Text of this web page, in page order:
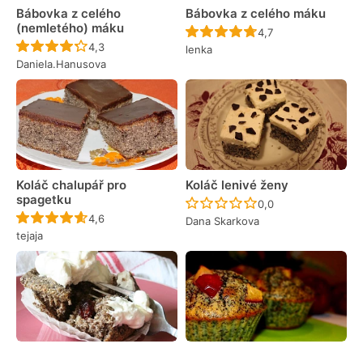
Bábovka z celého
(nemletého) máku
Recept ještě nebyl hodnocen
4,3
Daniela.Hanusova
Bábovka z celého máku
Recept ještě nebyl
4,7
lenka
Koláč chalupář pro
spagetku
Recept ještě nebyl hodnocen
4,6
tejaja
Koláč lenivé ženy
Recept ještě nebyl
0,0
Dana Skarkova